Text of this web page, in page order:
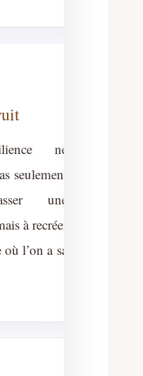
ne
seulement
une
à recréer
l’on a sa